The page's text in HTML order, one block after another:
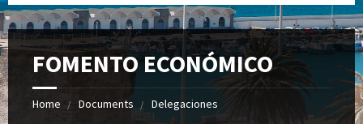
FOMENTO ECONÓMICO
Home Documents Delegaciones